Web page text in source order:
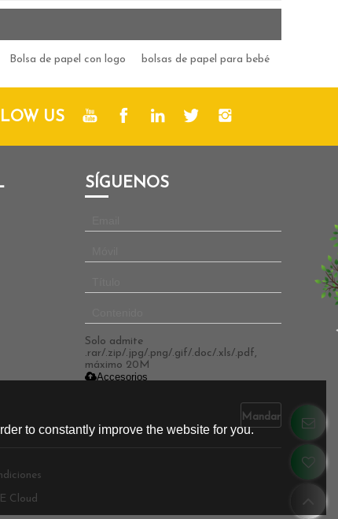
Bolsa de papel con logo bolsas de papel para bebé
SÍGUENOS
Solo admite
.rar/.zip/.jpg/.png/.gif/.doc/.xls/.pdf,
máximo 20M
Accesorios
Mandar
Cloud
to constantly improve the website for you.